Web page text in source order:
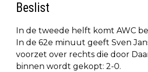
Beslist
In de tweede helft komt AWC
In de 62e minuut geeft Sven
voorzet over rechts die door
binnen wordt gekopt: 2-0.